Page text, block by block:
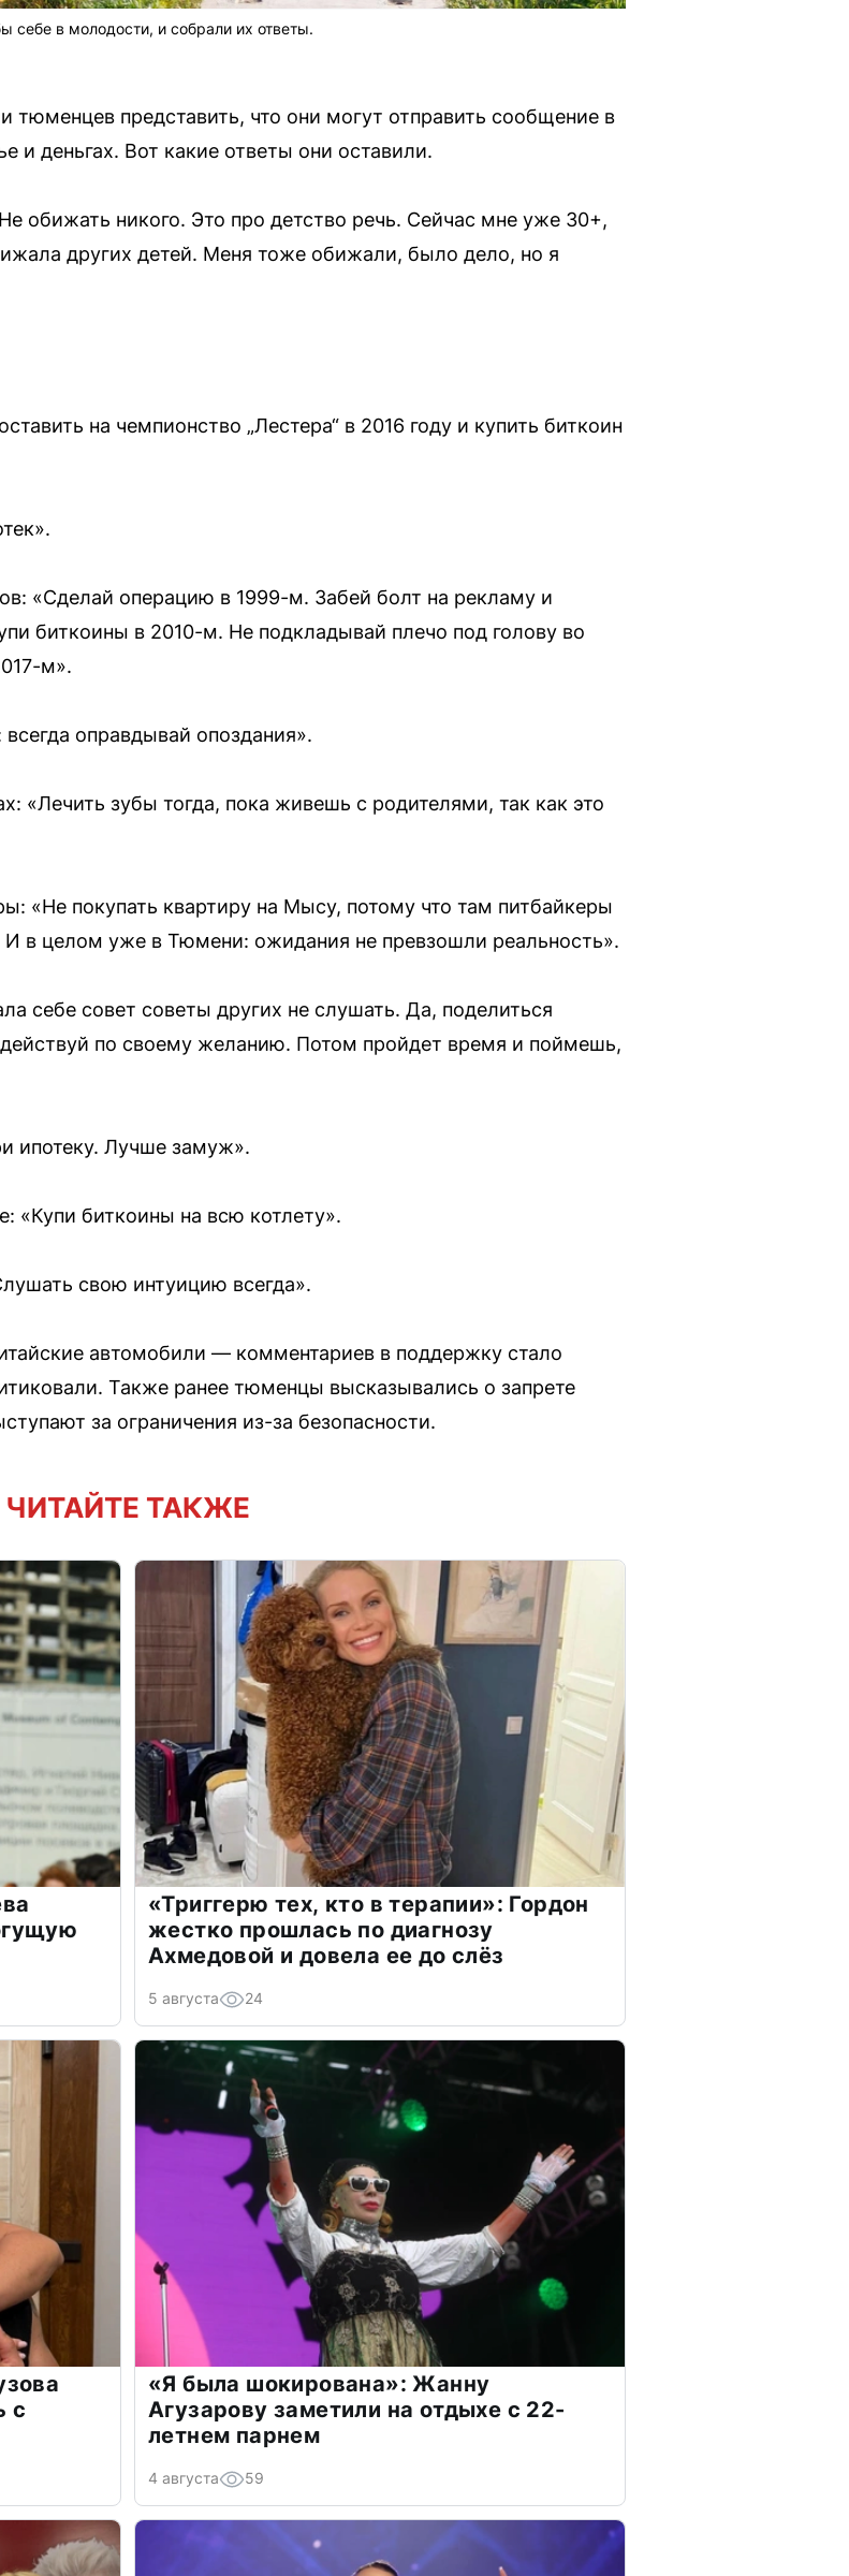
себе в молодости, и собрали их ответы.
тюменцев представить, что они могут отправить сообщение в
и деньгах. Вот какие ответы они оставили.
обижать никого. Это про детство речь. Сейчас мне уже 30+,
других детей. Меня тоже обижали, было дело, но я
на чемпионство „Лестера“ в 2016 году и купить биткоин
«Сделай операцию в 1999-м. Забей болт на рекламу и
биткоины в 2010-м. Не подкладывай плечо под голову во
м».
оправдывай опоздания».
«Лечить зубы тогда, пока живешь с родителями, так как это
«Не покупать квартиру на Мысу, потому что там питбайкеры
И в целом уже в Тюмени: ожидания не превзошли реальность».
себе совет советы других не слушать. Да, поделиться
по своему желанию. Потом пройдет время и поймешь,
ипотеку. Лучше замуж».
«Купи биткоины на всю котлету».
свою интуицию всегда».
автомобили — комментариев в поддержку стало
Также ранее тюменцы высказывались о запрете
за ограничения из-за безопасности.
ЧИТАЙТЕ ТАКЖЕ
«Триггерю тех, кто в терапии»: Гордон
жестко прошлась по диагнозу
Ахмедовой и довела ее до слёз
5 августа 24
с
«Я была шокирована»: Жанну
Агузарову заметили на отдыхе с 22-
летнем парнем
4 августа 59